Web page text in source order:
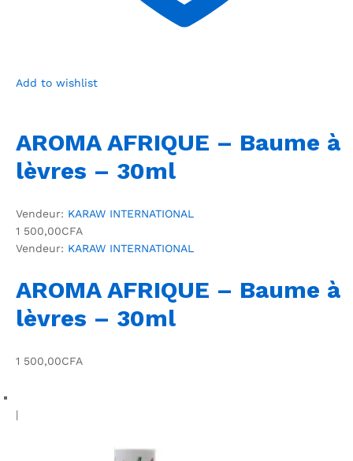
Add to wishlist
AROMA AFRIQUE – Baume à
lèvres – 30ml
Vendeur: KARAW INTERNATIONAL
1 500,00CFA
Vendeur: KARAW INTERNATIONAL
AROMA AFRIQUE – Baume à
lèvres – 30ml
1 500,00CFA
|